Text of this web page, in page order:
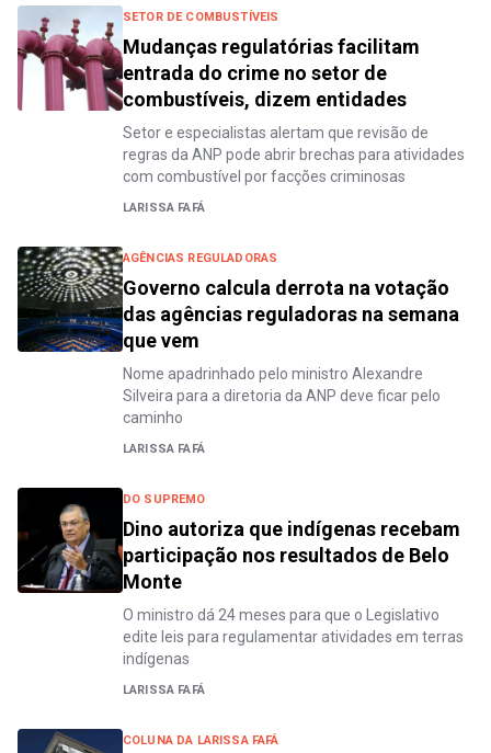
SETOR DE COMBUSTÍVEIS
Mudanças regulatórias facilitam
entrada do crime no setor de
combustíveis, dizem entidades
Setor e especialistas alertam que revisão de
regras da ANP pode abrir brechas para atividades
com combustível por facções criminosas
LARISSA FAFÁ
AGÊNCIAS REGULADORAS
Governo calcula derrota na votação
das agências reguladoras na semana
que vem
Nome apadrinhado pelo ministro Alexandre
Silveira para a diretoria da ANP deve ficar pelo
caminho
LARISSA FAFÁ
DO SUPREMO
Dino autoriza que indígenas recebam
participação nos resultados de Belo
Monte
O ministro dá 24 meses para que o Legislativo
edite leis para regulamentar atividades em terras
indígenas
LARISSA FAFÁ
COLUNA DA LARISSA FAFÁ